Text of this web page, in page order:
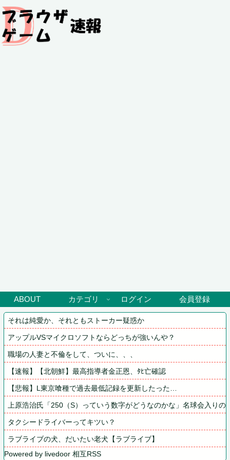
ABOUT カテゴリ ログイン 会員登録
それは純愛か、それともストーカー疑惑か
アップルVSマイクロソフトならどっちが強いんや？
職場の人妻と不倫をして、ついに、、、
【速報】【北朝鮮】最高指導者金正恩、ﾀﾋ亡確認
【悲報】L東京喰種で過去最低記録を更新したった…
上原浩治氏「250（S）っていう数字がどうなのかな」名球会入り
タクシードライバーってキツい？
ラブライブの犬、だいたい老犬【ラブライブ】
Powered by livedoor 相互RSS